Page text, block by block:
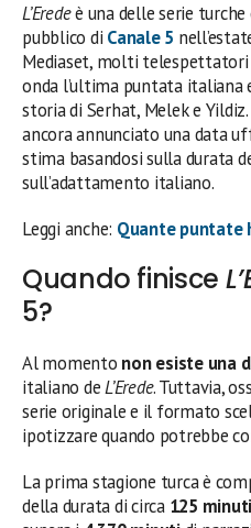
L’Eredeè una delle serie
pubblico di Canale 5
Mediaset, molti telespettatori
onda l’ultima puntata italiana
storia di Serhat, Melek e
ancora annunciato una data
stima basandosi sulla durata
sull’adattamento italiano.
Leggi anche: Quante puntate
Quando finisce
5?
Al momento non esiste una
italiano deL’Erede. Tuttavia,
serie originale e il formato
ipotizzare quando potrebbe
La prima stagione turca è
della durata di circa 125